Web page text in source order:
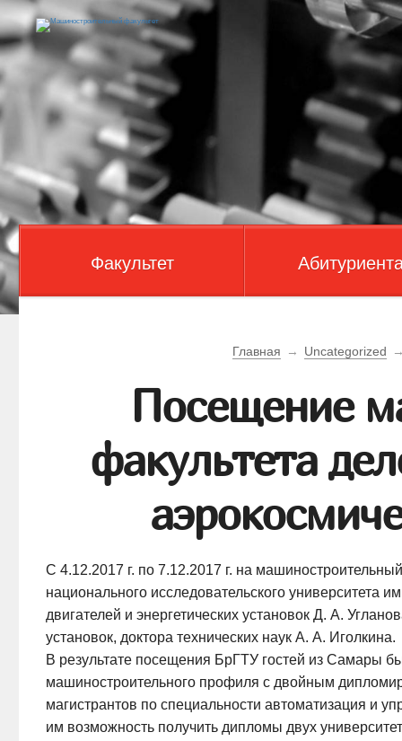
Факультет
Главная → Uncategorized
Посещение
факультета
С 4.12.2017 г. по 7.12.2017 г. на машиностроительный
национального исследовательского университета
двигателей и энергетических установок Д. А.
установок, доктора технических наук А. А. Иголкина.
В результате посещения БрГТУ гостей из Самары
машиностроительного профиля с двойным
магистрантов по специальности автоматизация и
им возможность получить дипломы двух